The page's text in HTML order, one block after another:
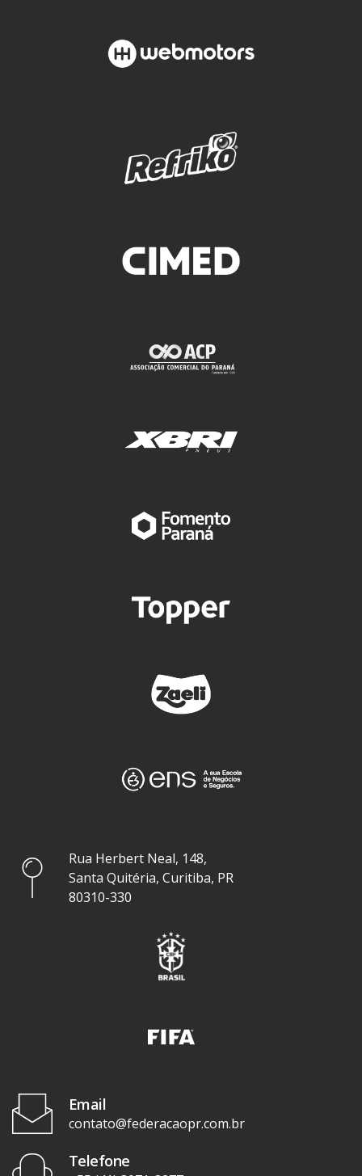
Rua Herbert Neal, 148,
Santa Quitéria, Curitiba, PR
80310-330
Email
contato@federacaopr.com.br
Telefone